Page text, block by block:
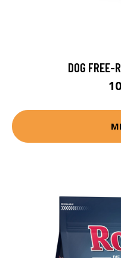
DOG FREE-